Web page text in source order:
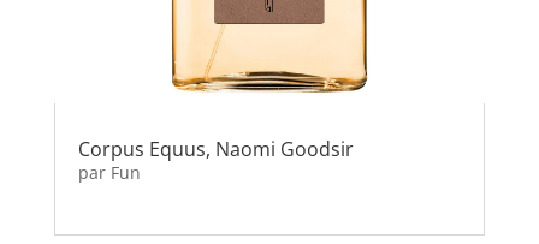
Corpus Equus, Naomi Goodsir
par Fun